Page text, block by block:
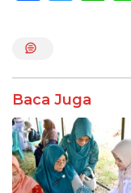
o
o
k
p
p
Baca Juga